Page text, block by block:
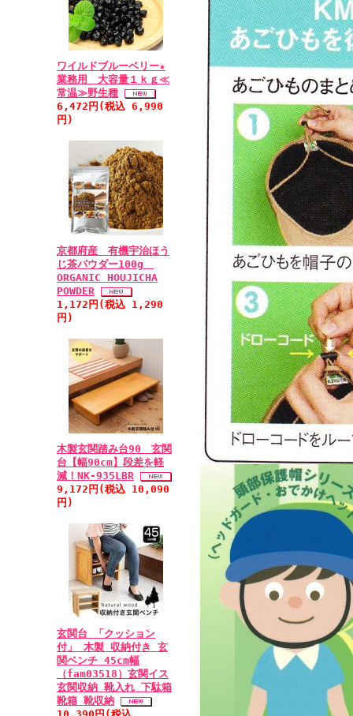
ワイルドブルーベリー★
業務用 大容量１ｋｇ≪
常温≫野生種
6,472円(税込 6,990
円)
京都府産 有機宇治ほう
じ茶パウダー100g
ORGANIC HOUJICHA
POWDER
1,172円(税込 1,290
円)
木製玄関踏み台90 玄関
台【幅90cm】段差を軽
減！NK-935LBR
9,172円(税込 10,090
円)
玄関台 「クッション
付」 木製 収納付き 玄
関ベンチ 45cm幅
（fam03518）玄関イス
玄関収納 靴入れ 下駄箱
靴箱 靴収納